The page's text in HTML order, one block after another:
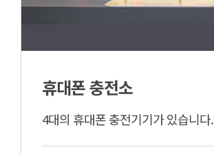
휴대폰 충전소
4대의 휴대폰 충전기기가 있습니다.